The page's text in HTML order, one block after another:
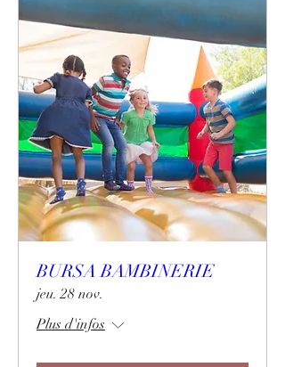
BURSA BAMBINERIE
jeu. 28 nov.
Plus d'infos